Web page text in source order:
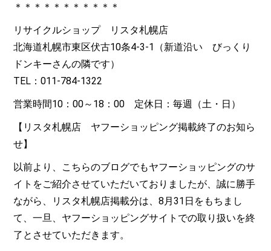
＊＊＊＊＊＊＊＊＊＊＊
リサイクルショップ リスタ札幌店
北海道札幌市東区伏古10条4-3-1（新道沿い びっくり
ドンキーさんの隣です）
TEL：011-784-1322
営業時間10：00～18：00 定休日：毎週（土・日）
【リスタ札幌店 ヤフーショッピング掲載終了のお知ら
せ】
以前より、こちらのブログでもヤフーショッピングのサ
イトをご紹介させていただいておりましたが、誠に勝手
ながら、リスタ札幌店掲載分は、8月31日をもちまし
て、一旦、ヤフーショッピングサイトでの取り扱いを終
了とさせていただきます。